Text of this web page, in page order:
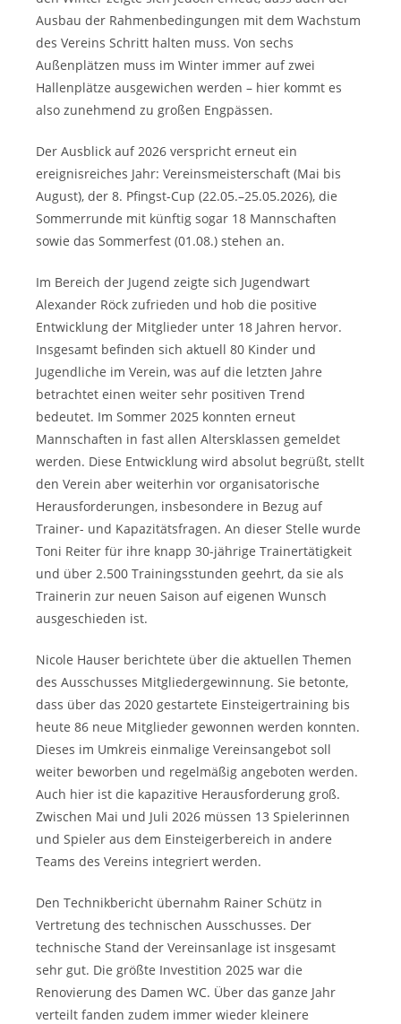
Ausbau der Rahmenbedingungen mit dem Wachstum
des Vereins Schritt halten muss. Von sechs
Außenplätzen muss im Winter immer auf zwei
Hallenplätze ausgewichen werden – hier kommt es
also zunehmend zu großen Engpässen.
Der Ausblick auf 2026 verspricht erneut ein
ereignisreiches Jahr: Vereinsmeisterschaft (Mai bis
August), der 8. Pfingst-Cup (22.05.–25.05.2026), die
Sommerrunde mit künftig sogar 18 Mannschaften
sowie das Sommerfest (01.08.) stehen an.
Im Bereich der Jugend zeigte sich Jugendwart
Alexander Röck zufrieden und hob die positive
Entwicklung der Mitglieder unter 18 Jahren hervor.
Insgesamt befinden sich aktuell 80 Kinder und
Jugendliche im Verein, was auf die letzten Jahre
betrachtet einen weiter sehr positiven Trend
bedeutet. Im Sommer 2025 konnten erneut
Mannschaften in fast allen Altersklassen gemeldet
werden. Diese Entwicklung wird absolut begrüßt, stellt
den Verein aber weiterhin vor organisatorische
Herausforderungen, insbesondere in Bezug auf
Trainer- und Kapazitätsfragen. An dieser Stelle wurde
Toni Reiter für ihre knapp 30-jährige Trainertätigkeit
und über 2.500 Trainingsstunden geehrt, da sie als
Trainerin zur neuen Saison auf eigenen Wunsch
ausgeschieden ist.
Nicole Hauser berichtete über die aktuellen Themen
des Ausschusses Mitgliedergewinnung. Sie betonte,
dass über das 2020 gestartete Einsteigertraining bis
heute 86 neue Mitglieder gewonnen werden konnten.
Dieses im Umkreis einmalige Vereinsangebot soll
weiter beworben und regelmäßig angeboten werden.
Auch hier ist die kapazitive Herausforderung groß.
Zwischen Mai und Juli 2026 müssen 13 Spielerinnen
und Spieler aus dem Einsteigerbereich in andere
Teams des Vereins integriert werden.
Den Technikbericht übernahm Rainer Schütz in
Vertretung des technischen Ausschusses. Der
technische Stand der Vereinsanlage ist insgesamt
sehr gut. Die größte Investition 2025 war die
Renovierung des Damen WC. Über das ganze Jahr
verteilt fanden zudem immer wieder kleinere